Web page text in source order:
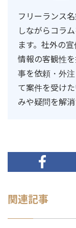
フリーランス
しながらコラ
ます。社外の
情報の客観性
事を依頼・外
て案件を受け
みや疑問を解
関連記事